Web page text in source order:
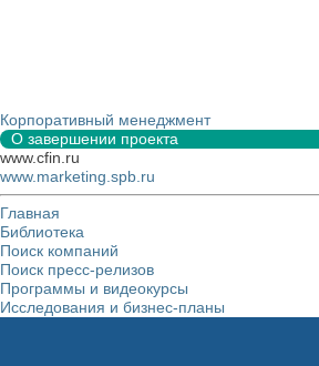
Корпоративный менеджмент
О завершении проекта
www.cfin.ru
www.marketing.spb.ru
Главная
Библиотека
Поиск компаний
Поиск пресс-релизов
Программы и видеокурсы
Исследования и бизнес-планы